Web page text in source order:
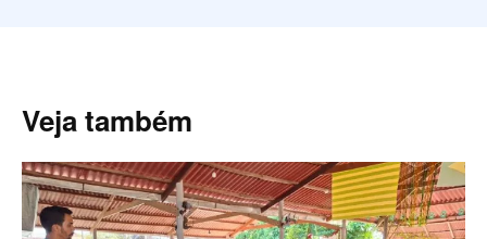
Veja também